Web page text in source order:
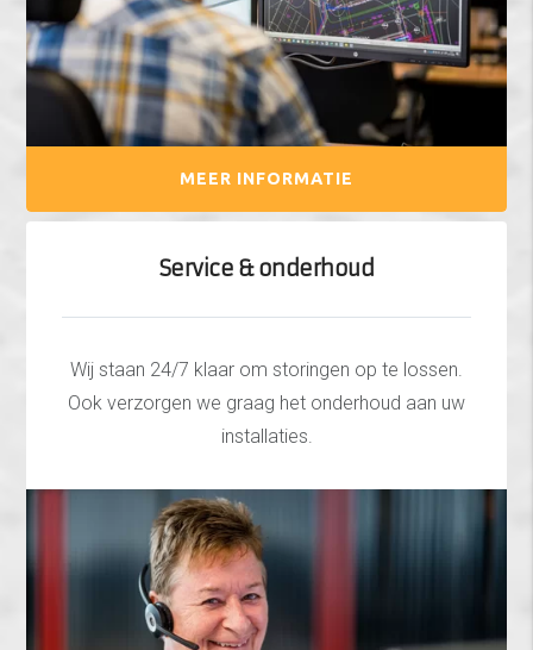
MEER INFORMATIE
Service & onderhoud
Wij staan 24/7 klaar om storingen op te lossen.
Ook verzorgen we graag het onderhoud aan uw
installaties.